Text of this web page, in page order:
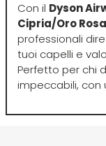
O-P
Con il Dyson
Cipria/Oro
professionali
tuoi capelli e
Perfetto per chi
impeccabili, con